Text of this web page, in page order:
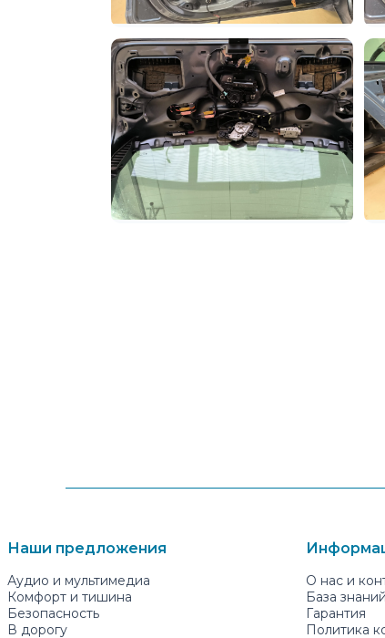
Наши предложения
Аудио и мультимедиа
Комфорт и тишина
Безопасность
В дорогу
О нас и
База
Гарантия
Политика